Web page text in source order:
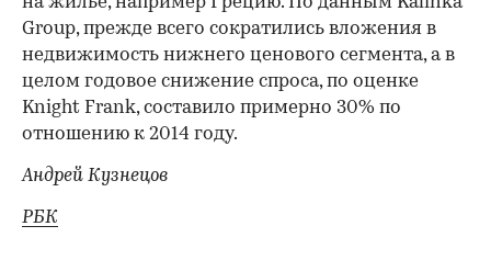
Group, прежде всего сократились вложения в
недвижимость нижнего ценового сегмента, а в
целом годовое снижение спроса, по оценке
Knight Frank, составило примерно 30% по
отношению к 2014 году.
Андрей Кузнецов
РБК